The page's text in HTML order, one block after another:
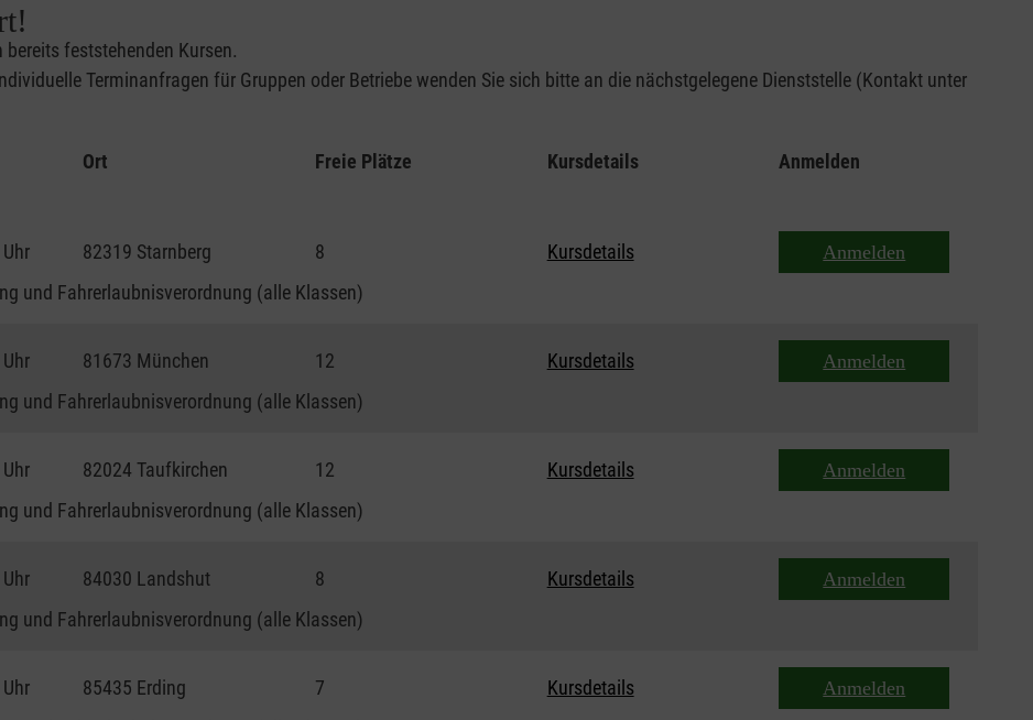
feststehenden Kursen.
Terminanfragen für Gruppen oder Betriebe wenden Sie sich bitte an die nächstgelegene Dienststelle (Kontakt unter
Ort Freie Plätze Kursdetails Anmelden
82319 Starnberg 8 Kursdetails Anmelden
und Fahrerlaubnisverordnung (alle Klassen)
81673 München 12 Kursdetails Anmelden
und Fahrerlaubnisverordnung (alle Klassen)
82024 Taufkirchen 12 Kursdetails Anmelden
und Fahrerlaubnisverordnung (alle Klassen)
84030 Landshut 8 Kursdetails Anmelden
und Fahrerlaubnisverordnung (alle Klassen)
85435 Erding 7 Kursdetails Anmelden